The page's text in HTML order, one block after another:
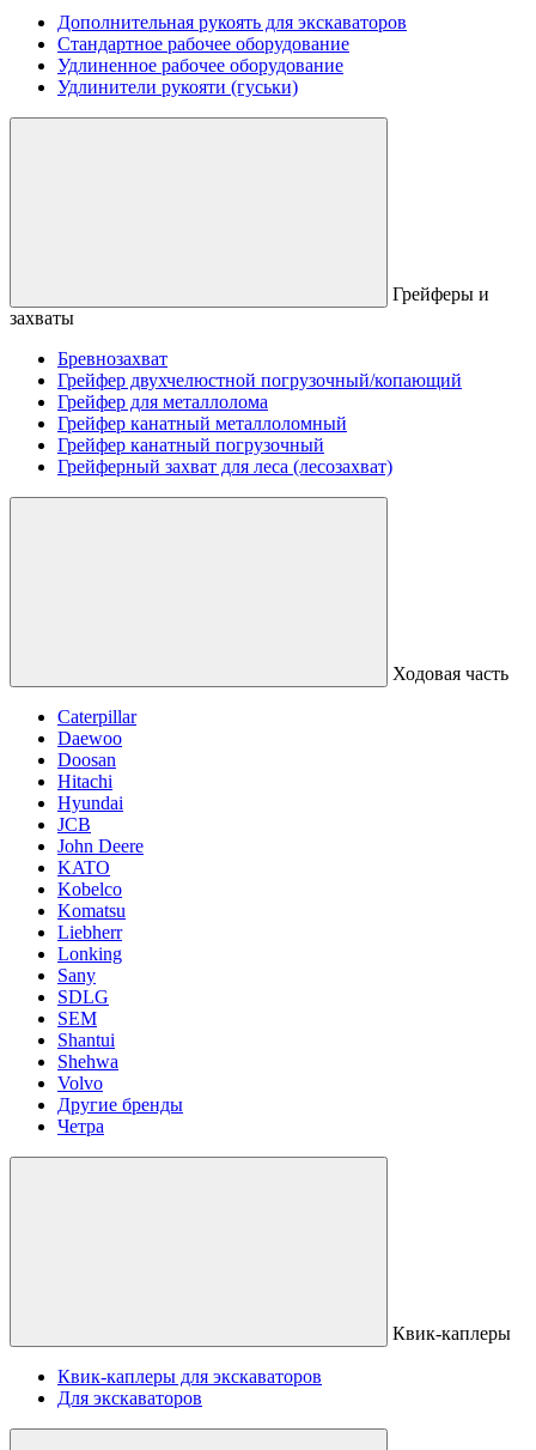
Дополнительная рукоять для экскаваторов
Стандартное рабочее оборудование
Удлиненное рабочее оборудование
Удлинители рукояти (гуськи)
Грейферы и
захваты
Бревнозахват
Грейфер двухчелюстной погрузочный/копающий
Грейфер для металлолома
Грейфер канатный металлоломный
Грейфер канатный погрузочный
Грейферный захват для леса (лесозахват)
Ходовая часть
Caterpillar
Daewoo
Doosan
Hitachi
Hyundai
JCB
John Deere
KATO
Kobelco
Komatsu
Liebherr
Lonking
Sany
SDLG
SEM
Shantui
Shehwa
Volvo
Другие бренды
Четра
Квик-каплеры
Квик-каплеры для экскаваторов
Для экскаваторов